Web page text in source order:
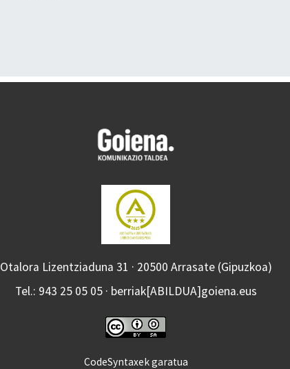
Otalora Lizentziaduna 31 · 20500 Arrasate (Gipuzkoa)
Tel.: 943 25 05 05 · berriak[ABILDUA]goiena.eus
CodeSyntaxek garatua